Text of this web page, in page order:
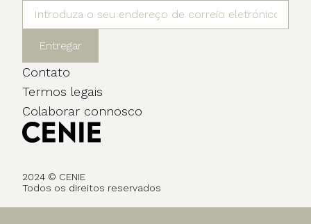
Entregar
Contato
Termos legais
Colaborar connosco
2024 © CENIE
Todos os direitos reservados